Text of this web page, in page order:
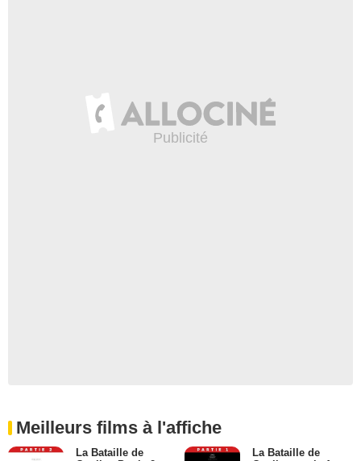
Meilleurs films à l'affiche
La Bataille de
La Bataille de